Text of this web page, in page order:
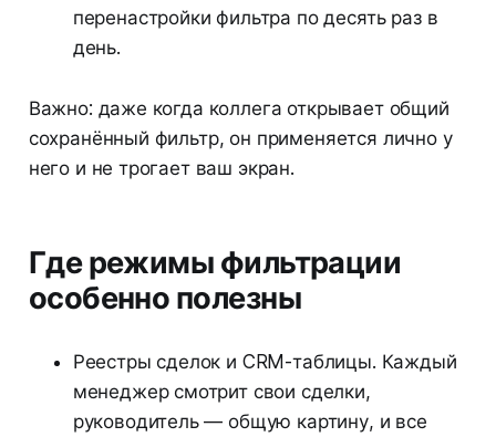
перенастройки фильтра по десять раз в
день.
Важно: даже когда коллега открывает общий
сохранённый фильтр, он применяется лично у
него и не трогает ваш экран.
Где режимы фильтрации
особенно полезны
Реестры сделок и CRM-таблицы. Каждый
менеджер смотрит свои сделки,
руководитель — общую картину, и все